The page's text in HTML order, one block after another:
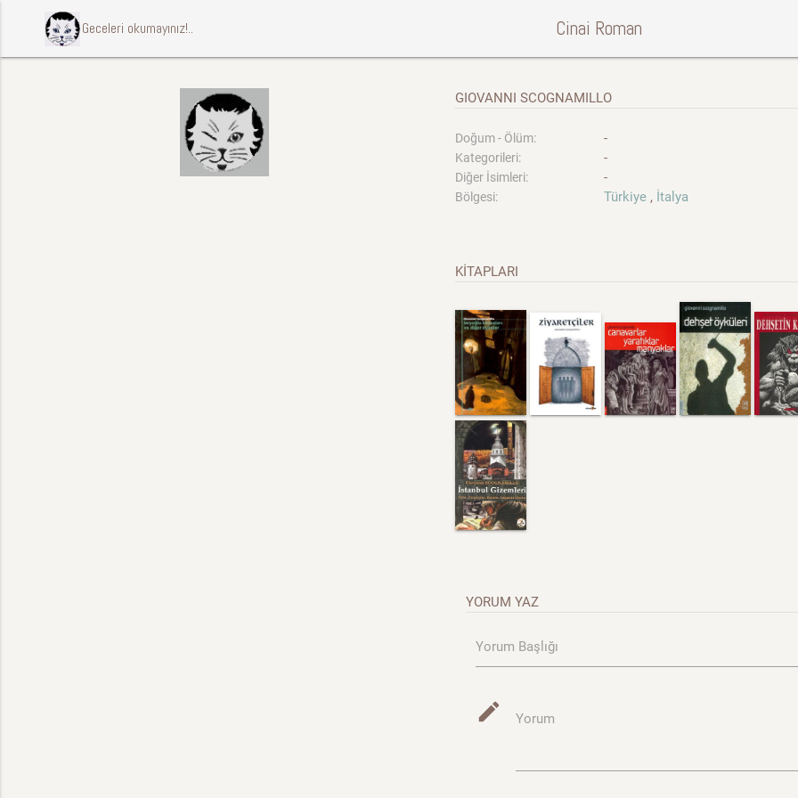
ccccci Geceleri okumayınız!.. Cinai Roman
GIOVANNI SCOGNAMILLO
Doğum - Ölüm: -
Kategorileri: -
Diğer İsimleri: -
Bölgesi: Türkiye , İtalya
KİTAPLARI
YORUM YAZ
Yorum Başlığı
mode_edit Yorum